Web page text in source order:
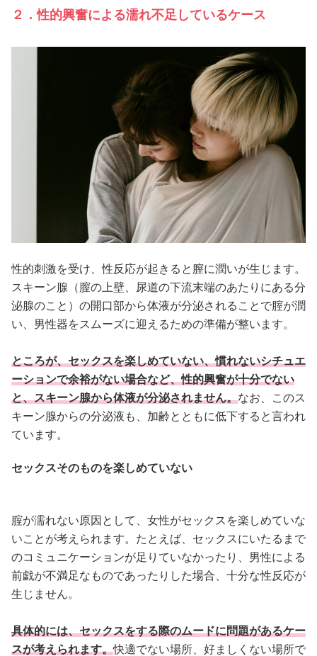
２．性的興奮による濡れ不足しているケース
性的刺激を受け、性反応が起きると膣に潤いが生じます。
スキーン腺（膣の上壁、尿道の下流末端のあたりにある分
泌腺のこと）の開口部から体液が分泌されることで腟が潤
い、男性器をスムーズに迎えるための準備が整います。
ところが、セックスを楽しめていない、慣れないシチュエ
ーションで余裕がない場合など、性的興奮が十分でない
と、スキーン腺から体液が分泌されません。なお、このス
キーン腺からの分泌液も、加齢とともに低下すると言われ
ています。
セックスそのものを楽しめていない
腟が濡れない原因として、女性がセックスを楽しめていな
いことが考えられます。たとえば、セックスにいたるまで
のコミュニケーションが足りていなかったり、男性による
前戯が不満足なものであったりした場合、十分な性反応が
生じません。
具体的には、セックスをする際のムードに問題があるケー
スが考えられます。快適でない場所、好ましくない場所で